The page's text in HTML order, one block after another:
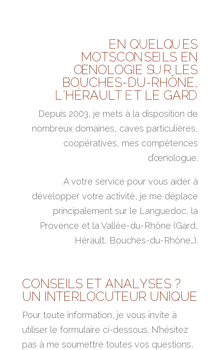
Depuis 2003, je mets à la disposition de
nombreux domaines, caves particulières,
coopératives, mes compétences
d’œnologue.
A votre service pour vous aider à
développer votre activité, je me déplace
principalement sur le Languedoc, la
Provence et la Vallée-du-Rhône (Gard,
Hérault, Bouches-du-Rhône…).
Pour toute information, je vous invite à
utiliser le formulaire ci-dessous. N’hésitez
pas à me soumettre toutes vos questions,